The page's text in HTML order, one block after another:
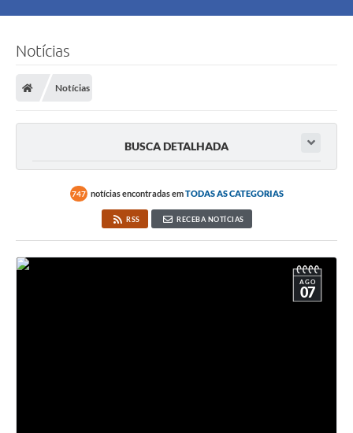
Notícias
Notícias
BUSCA DETALHADA
747 notícias encontradas emTODAS AS CATEGORIAS
RSS RECEBA NOTÍCIAS
AGO
07